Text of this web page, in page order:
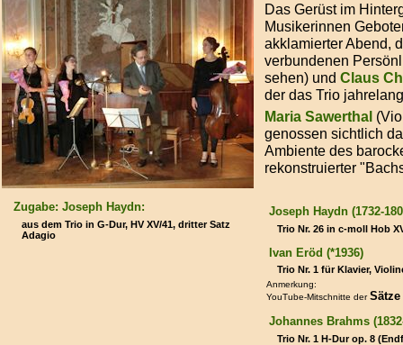
Zugabe: Joseph Haydn:
aus dem Trio in G-Dur, HV XV/41, dritter Satz
Adagio
Das Gerüst im
Musikerinnen
akklamierter Abend,
verbundenen
sehen) und Claus
der das Trio
Maria Sawerthal
genossen sichtlich
Ambiente des
rekonstruierter
Joseph Haydn (1732-
Trio Nr. 26 in c-moll Hob
Ivan Eröd (*1936)
Trio Nr. 1 für Klavier,
Anmerkung:
YouTube-Mitschnitte derSätze
Johannes Brahms
Trio Nr. 1 H-Dur op. 8